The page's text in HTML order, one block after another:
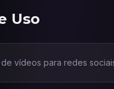
Uso
vídeos para redes